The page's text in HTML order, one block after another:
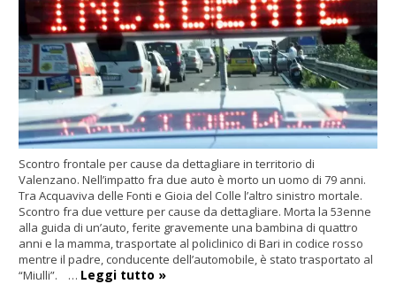
Scontro frontale per cause da dettagliare in territorio di
Valenzano. Nell’impatto fra due auto è morto un uomo di 79 anni.
Tra Acquaviva delle Fonti e Gioia del Colle l’altro sinistro mortale.
Scontro fra due vetture per cause da dettagliare. Morta la 53enne
alla guida di un’auto, ferite gravemente una bambina di quattro
anni e la mamma, trasportate al policlinico di Bari in codice rosso
mentre il padre, conducente dell’automobile, è stato trasportato al
“Miulli”. … Leggi tutto »